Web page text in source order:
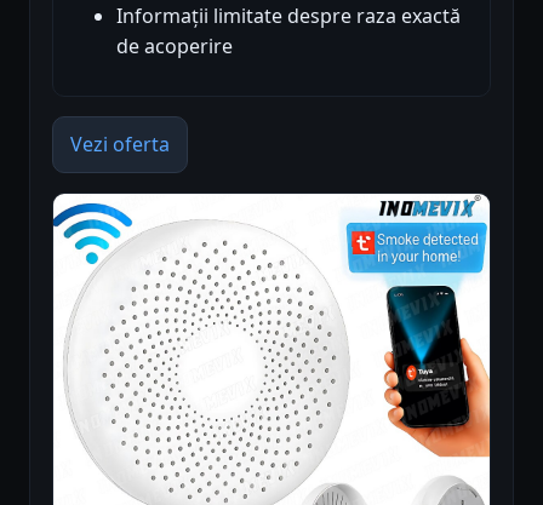
Informații limitate despre raza exactă
de acoperire
Vezi oferta